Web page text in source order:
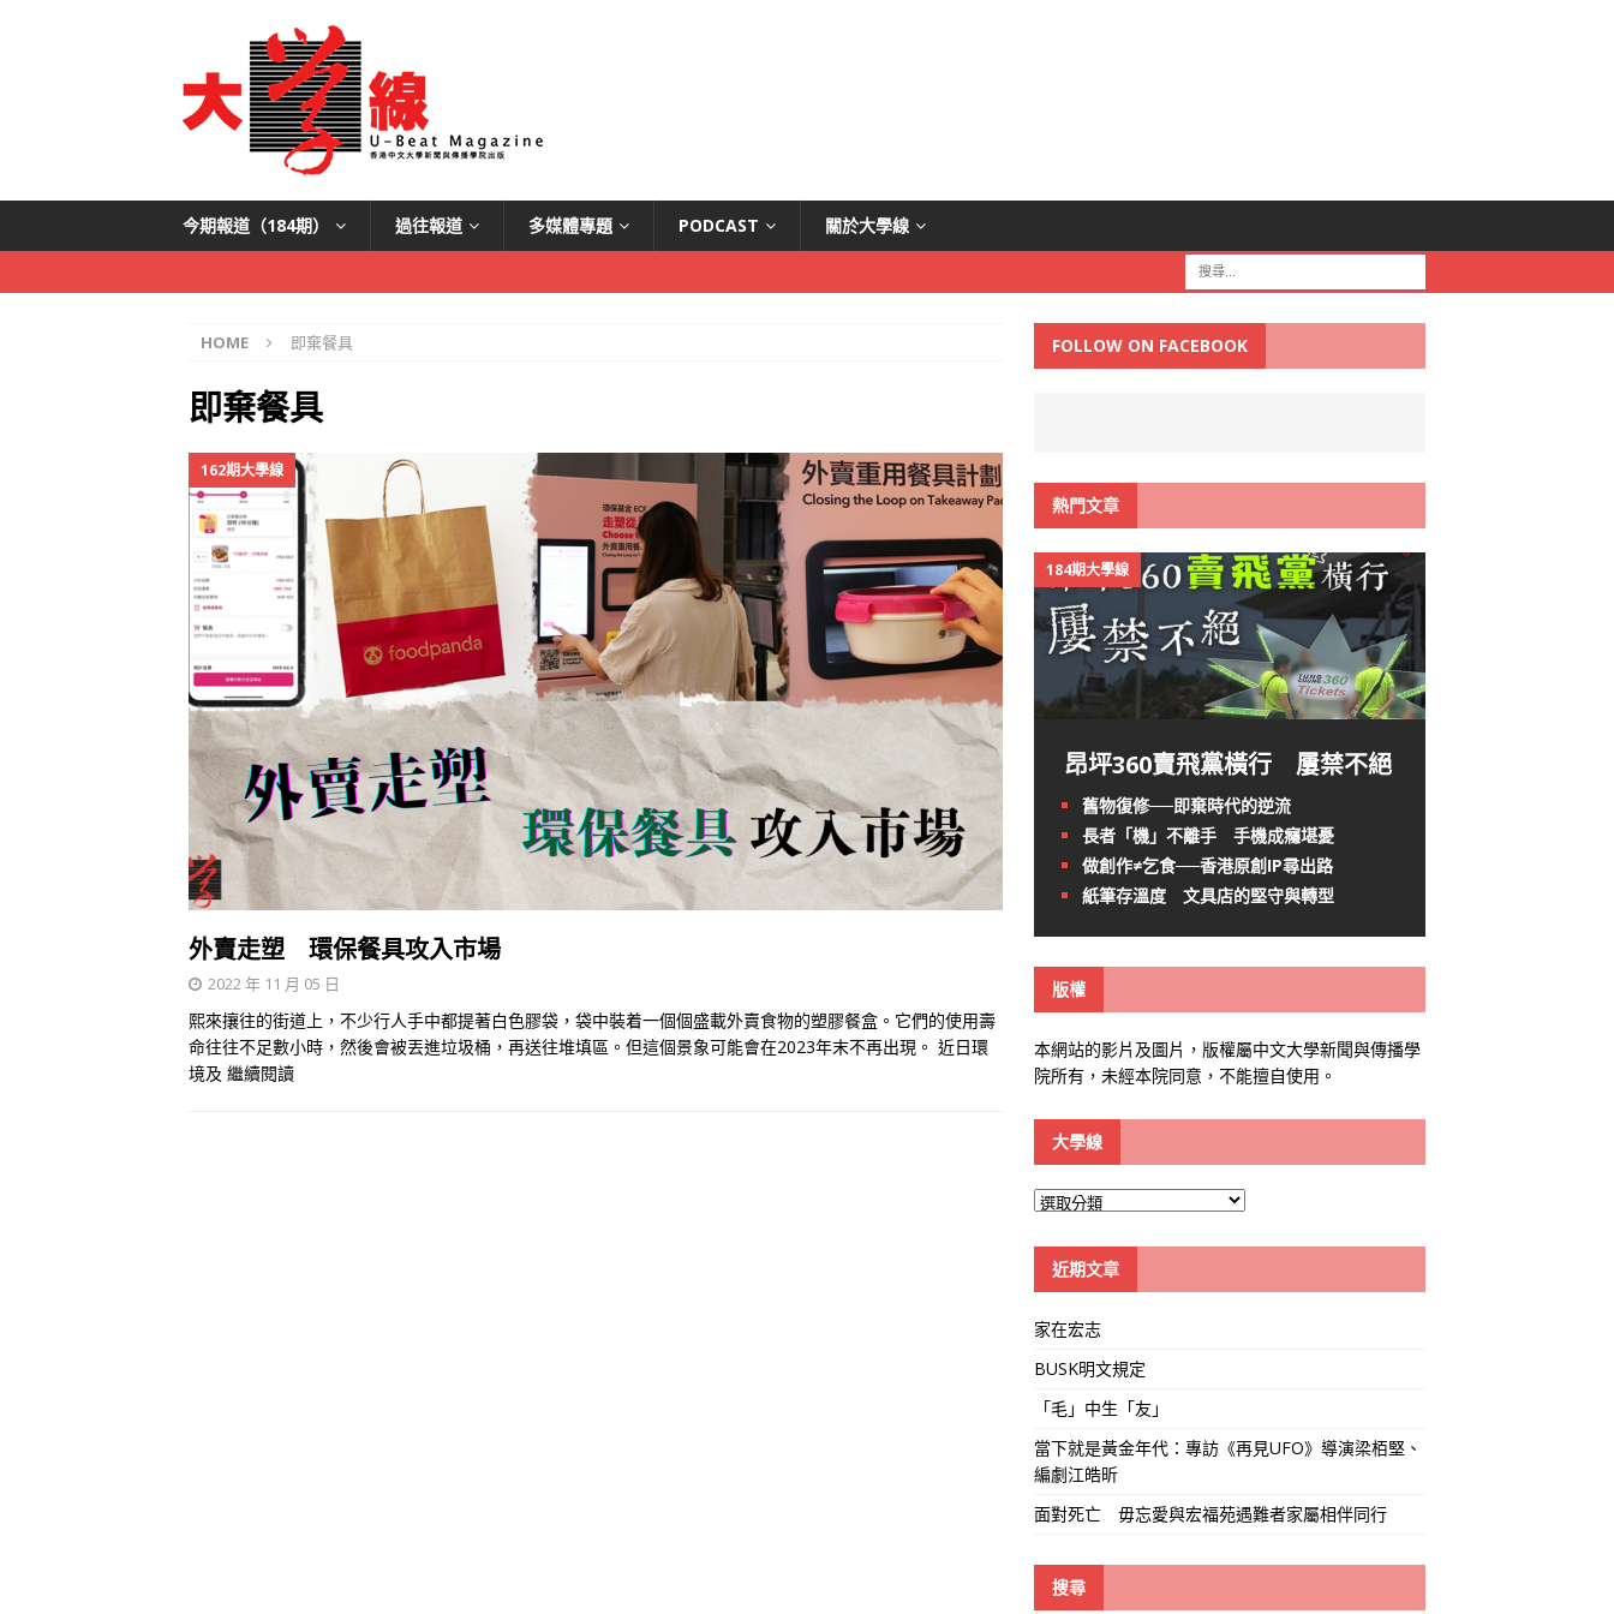
今期報道（184期） 過往報道 多媒體專題 PODCAST 關於大學線
HOME 即棄餐具
即棄餐具
162期大學線
外賣走塑 環保餐具攻入市場
2022 年 11 月 05 日
熙來攘往的街道上，不少行人手中都提著白色膠袋，袋中裝着一個個盛載外賣食物的塑膠餐盒。它們的使用壽
命往往不足數小時，然後會被丟進垃圾桶，再送往堆填區。但這個景象可能會在2023年末不再出現。 近日環
境及 繼續閱讀
FOLLOW ON FACEBOOK
熱門文章
184期大學線
昂坪360賣飛黨橫行 屢禁不絕
舊物復修──即棄時代的逆流
長者「機」不離手 手機成癮堪憂
做創作≠乞食──香港原創IP尋出路
紙筆存溫度 文具店的堅守與轉型
版權
本網站的影片及圖片，版權屬中文大學新聞與傳播學
院所有，未經本院同意，不能擅自使用。
大學線
大
線
近期文章
家在宏志
BUSK明文規定
「毛」中生「友」
當下就是黃金年代：專訪《再見UFO》導演梁栢堅、
編劇江皓昕
面對死亡 毋忘愛與宏福苑遇難者家屬相伴同行
搜尋